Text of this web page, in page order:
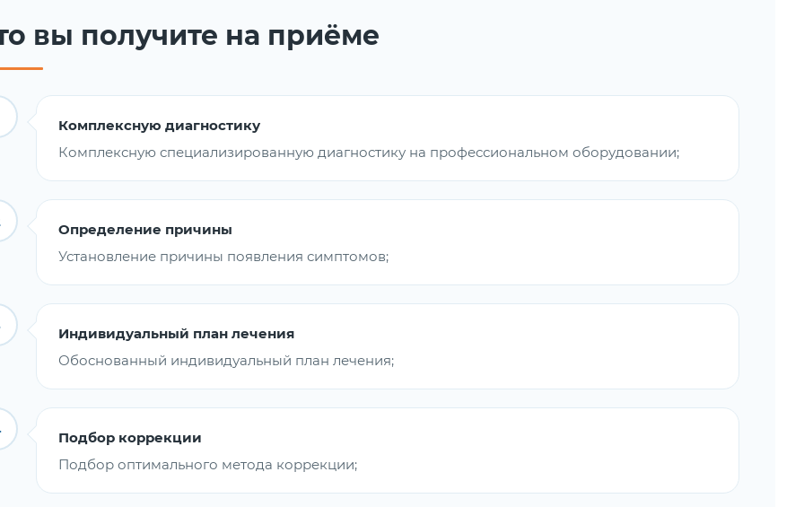
вы получите на приёме
Комплексную диагностику
Комплексную специализированную диагностику на профессиональном оборудовании;
Определение причины
Установление причины появления симптомов;
Индивидуальный план лечения
Обоснованный индивидуальный план лечения;
Подбор коррекции
Подбор оптимального метода коррекции;